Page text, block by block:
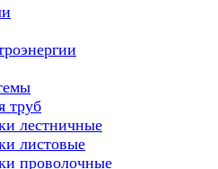
труб
лестничные
листовые
проволочные